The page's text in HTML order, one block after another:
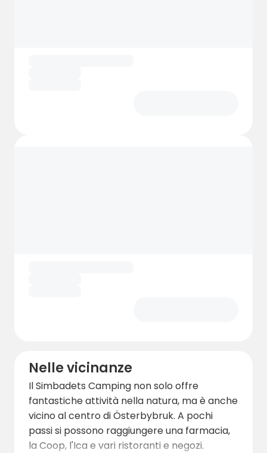
Nelle vicinanze
Il Simbadets Camping non solo offre
fantastiche attività nella natura, ma è anche
vicino al centro di Österbybruk. A pochi
passi si possono raggiungere una farmacia,
la Coop, l'Ica e vari ristoranti e negozi.